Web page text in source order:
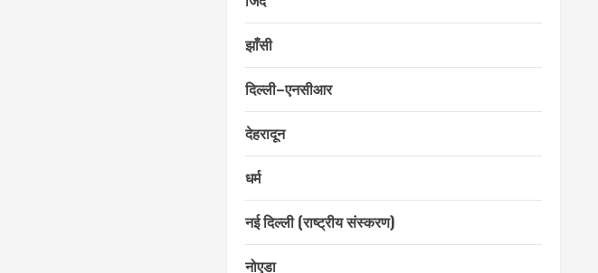
झाँसी
दिल्ली–एनसीआर
देहरादून
धर्म
नई दिल्ली (राष्ट्रीय संस्करण)
नोएडा